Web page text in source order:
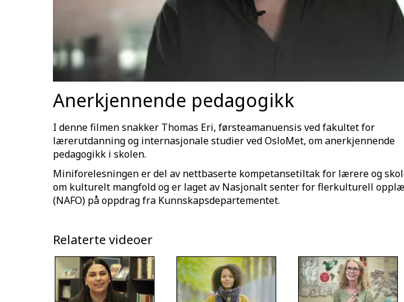
Anerkjennende pedagogikk
I denne filmen snakker Thomas Eri, førsteamanuensis ved fakultet for
lærerutdanning og internasjonale studier ved OsloMet, om anerkjennende
pedagogikk i skolen.
Miniforelesningen er del av nettbaserte kompetansetiltak for lærere og
om kulturelt mangfold og er laget av Nasjonalt senter for flerkulturell
(NAFO) på oppdrag fra Kunnskapsdepartementet.
Relaterte videoer